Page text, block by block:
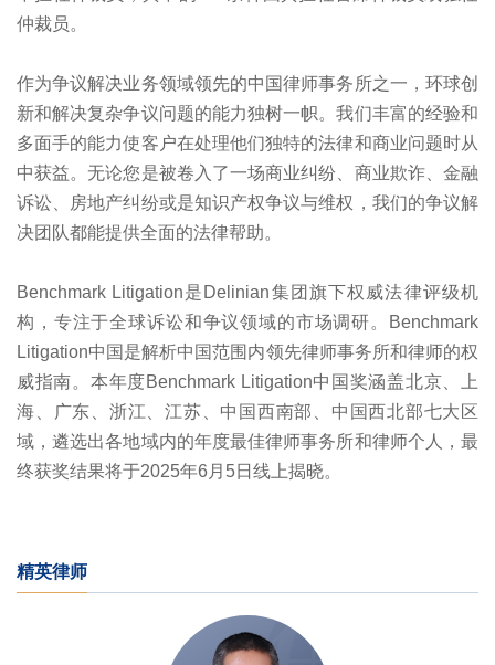
仲裁员。
作为争议解决业务领域领先的中国律师事务所之一，环球创
新和解决复杂争议问题的能力独树一帜。我们丰富的经验和
多面手的能力使客户在处理他们独特的法律和商业问题时从
中获益。无论您是被卷入了一场商业纠纷、商业欺诈、金融
诉讼、房地产纠纷或是知识产权争议与维权，我们的争议解
决团队都能提供全面的法律帮助。
Benchmark Litigation是Delinian集团旗下权威法律评级机
构，专注于全球诉讼和争议领域的市场调研。Benchmark
Litigation中国是解析中国范围内领先律师事务所和律师的权
威指南。本年度Benchmark Litigation中国奖涵盖北京、上
海、广东、浙江、江苏、中国西南部、中国西北部七大区
域，遴选出各地域内的年度最佳律师事务所和律师个人，最
终获奖结果将于2025年6月5日线上揭晓。
精英律师